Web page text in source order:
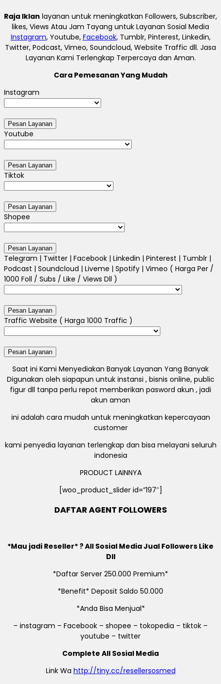
Raja Iklan layanan untuk meningkatkan Followers, Subscriber,
likes, Views Atau Jam Tayang untuk Layanan Sosial Media
Instagram, Youtube, Facebook, Tumblr, Pinterest, Linkedin,
Twitter, Podcast, Vimeo, Soundcloud, Website Traffic dll. Jasa
Layanan Kami Terlengkap Terpercaya dan Aman.
Cara Pemesanan Yang Mudah
Instagram
Youtube
Tiktok
Shopee
Telegram | Twitter | Facebook | Linkedin | Pinterest | Tumblr |
Podcast | Soundcloud | Liveme | Spotify | Vimeo ( Harga Per /
1000 Foll / Subs / Like / Views Dll )
Traffic Website ( Harga 1000 Traffic )
Saat ini Kami Menyediakan Banyak Layanan Yang Banyak
Digunakan oleh siapapun untuk instansi , bisnis online, public
figur dll tanpa perlu repot memberikan pasword akun , jadi
akun aman
ini adalah cara mudah untuk meningkatkan kepercayaan
customer
kami penyedia layanan terlengkap dan bisa melayani seluruh
indonesia
PRODUCT LAINNYA
[woo_product_slider id=”197″]
DAFTAR AGENT FOLLOWERS
*Mau jadi Reseller* ? All Sosial Media Jual Followers Like
Dll
*Daftar Server 250.000 Premium*
*Benefit* Deposit Saldo 50.000
*Anda Bisa Menjual*
– instagram – Facebook – shopee – tokopedia – tiktok –
youtube – twitter
Complete All Sosial Media
Link Wa http://tiny.cc/resellersosmed